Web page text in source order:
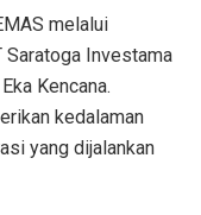
melalui
Investama
Kencana.
kedalaman
yang dijalankan